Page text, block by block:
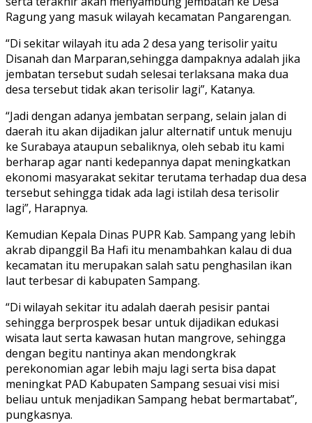
Ragung yang masuk wilayah kecamatan Pangarengan.
“Di sekitar wilayah itu ada 2 desa yang terisolir yaitu
Disanah dan Marparan,sehingga dampaknya adalah jika
jembatan tersebut sudah selesai terlaksana maka dua
desa tersebut tidak akan terisolir lagi”, Katanya.
“Jadi dengan adanya jembatan serpang, selain jalan di
daerah itu akan dijadikan jalur alternatif untuk menuju
ke Surabaya ataupun sebaliknya, oleh sebab itu kami
berharap agar nanti kedepannya dapat meningkatkan
ekonomi masyarakat sekitar terutama terhadap dua desa
tersebut sehingga tidak ada lagi istilah desa terisolir
lagi”, Harapnya.
Kemudian Kepala Dinas PUPR Kab. Sampang yang lebih
akrab dipanggil Ba Hafi itu menambahkan kalau di dua
kecamatan itu merupakan salah satu penghasilan ikan
laut terbesar di kabupaten Sampang.
“Di wilayah sekitar itu adalah daerah pesisir pantai
sehingga berprospek besar untuk dijadikan edukasi
wisata laut serta kawasan hutan mangrove, sehingga
dengan begitu nantinya akan mendongkrak
perekonomian agar lebih maju lagi serta bisa dapat
meningkat PAD Kabupaten Sampang sesuai visi misi
beliau untuk menjadikan Sampang hebat bermartabat”,
pungkasnya.